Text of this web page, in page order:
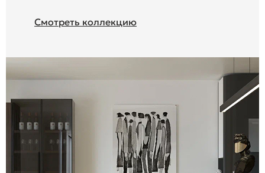
Смотреть коллекцию